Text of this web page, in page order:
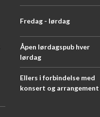
Fredag - lørdag
Åpen lørdagspub hver
lørdag
Ellers i forbindelse med
konsert og arrangement